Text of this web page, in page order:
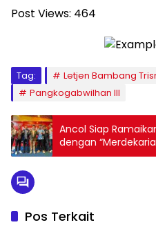
Post Views: 464
Tag:
Letjen Bambang
Pangkogabwilhan III
Ancol Siap
dengan
Culture Wave”
Pos Terkait